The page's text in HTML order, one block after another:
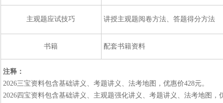
主观题应试技巧 讲授主观题阅卷方法、答题得分方法
书籍 配套书籍资料
注释：
2026三宝资料包含基础讲义、考题讲义、法考地图，优惠价428元。
2026四宝资料包含基础讲义、主观题强化讲义、考题讲义、法考地图，